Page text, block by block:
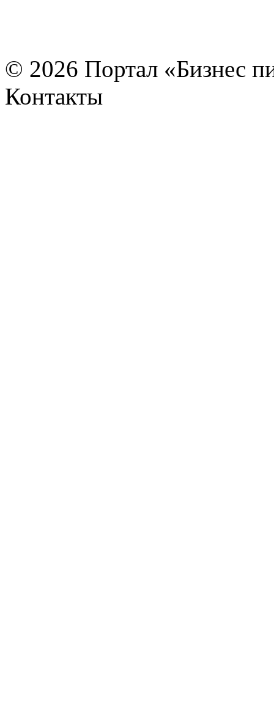
© 2026 Портал «Бизнес
Контакты